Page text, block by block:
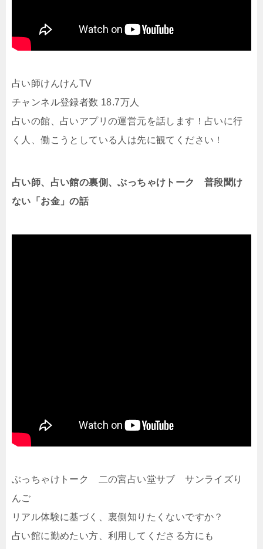
占い師けんけんTV
チャンネル登録者数 18.7万人
占いの館、占いアプリの運営元を話します！占いに行
く人、働こうとしている人は先に観てください！
占い師、占い館の裏側、ぶっちゃけトーク 普段聞け
ない「お金」の話
ぶっちゃけトーク 二の宮占い堂サブ サンライズり
んご
リアル体験に基づく、裏側知りたくないですか？
占い館に勤めたい方、利用してくださる方にも